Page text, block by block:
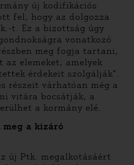
új kodifikációs
fel, hogy az dolgozza
t. Ez a bizottság úgy
vonatkozó
meg fogja tartani,
az elemeket, amelyek
érdekeit szolgálják”.
részeit várhatóan még a
vitára bocsátják, a
a kormány elé.
meg a kizáró
új Ptk. megalkotásáért